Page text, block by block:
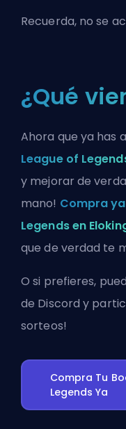
Recuerda, no se
¿Qué
Ahora que ya has
League of
y mejorar de
mano! Compra
Legends en
que de verdad te
O si prefieres,
de Discord y
sorteos!
Compra Tu
Legends Ya